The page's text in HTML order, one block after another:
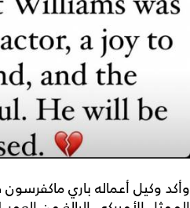
وأكد وكيل أعماله باري